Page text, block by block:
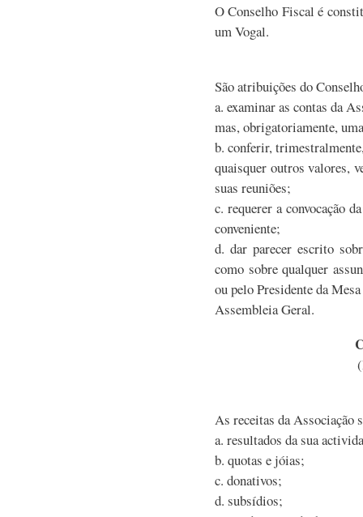
O Conselho Fiscal é
um Vogal.
São atribuições do
a. examinar as contas da
mas, obrigatoriamente,
b. conferir,
quaisquer outros valores,
suas reuniões;
c. requerer a convocação
conveniente;
d. dar parecer escrito
como sobre qualquer
ou pelo Presidente da
Assembleia Geral.
As receitas da Associação
a. resultados da sua
b. quotas e jóias;
c. donativos;
d. subsídios;